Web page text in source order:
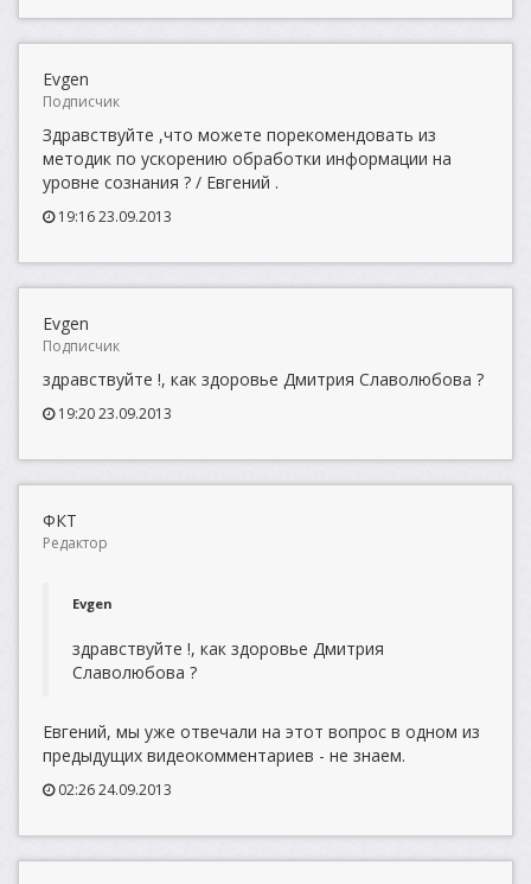
Evgen
Подписчик
Здравствуйте ,что можете порекомендовать из
методик по ускорению обработки информации на
уровне сознания ? / Евгений .
19:16 23.09.2013
Evgen
Подписчик
здравствуйте !, как здоровье Дмитрия Славолюбова ?
19:20 23.09.2013
ФКТ
Редактор
Evgen
здравствуйте !, как здоровье Дмитрия
Славолюбова ?
Евгений, мы уже отвечали на этот вопрос в одном из
предыдущих видеокомментариев - не знаем.
02:26 24.09.2013